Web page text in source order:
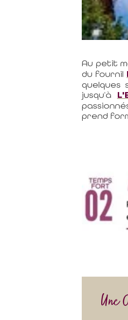
Au petit
du fournil
quelques
jusqu’à
prend
Une